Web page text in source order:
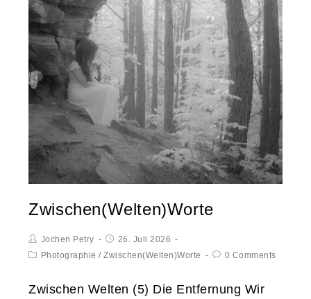
Zwischen(Welten)Worte
Jochen Petry
26. Juli 2026
Photographie /Zwischen(Welten)Worte 0 Comments
Zwischen Welten (5) Die Entfernung Wir